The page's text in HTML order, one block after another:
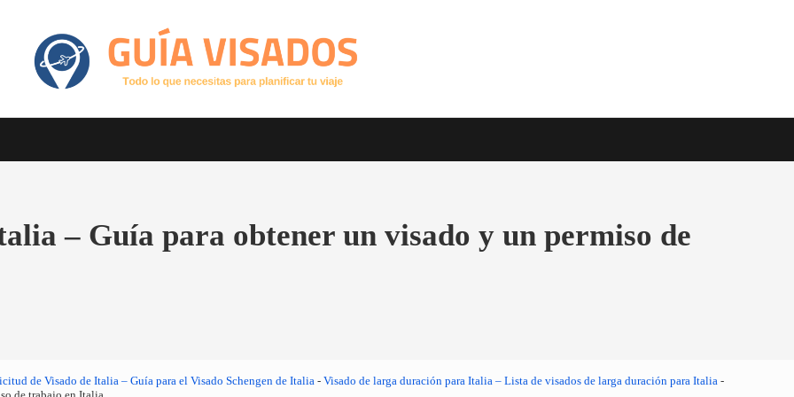
GuiaVisado.com - Guía de visados de viaje en todo el mundo
– Guía para obtener un visado y un permiso de
de Visado de Italia – Guía para el Visado Schengen de Italia - Visado de larga duración para Italia – Lista de visados de larga duración para Italia -